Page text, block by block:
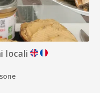
locali